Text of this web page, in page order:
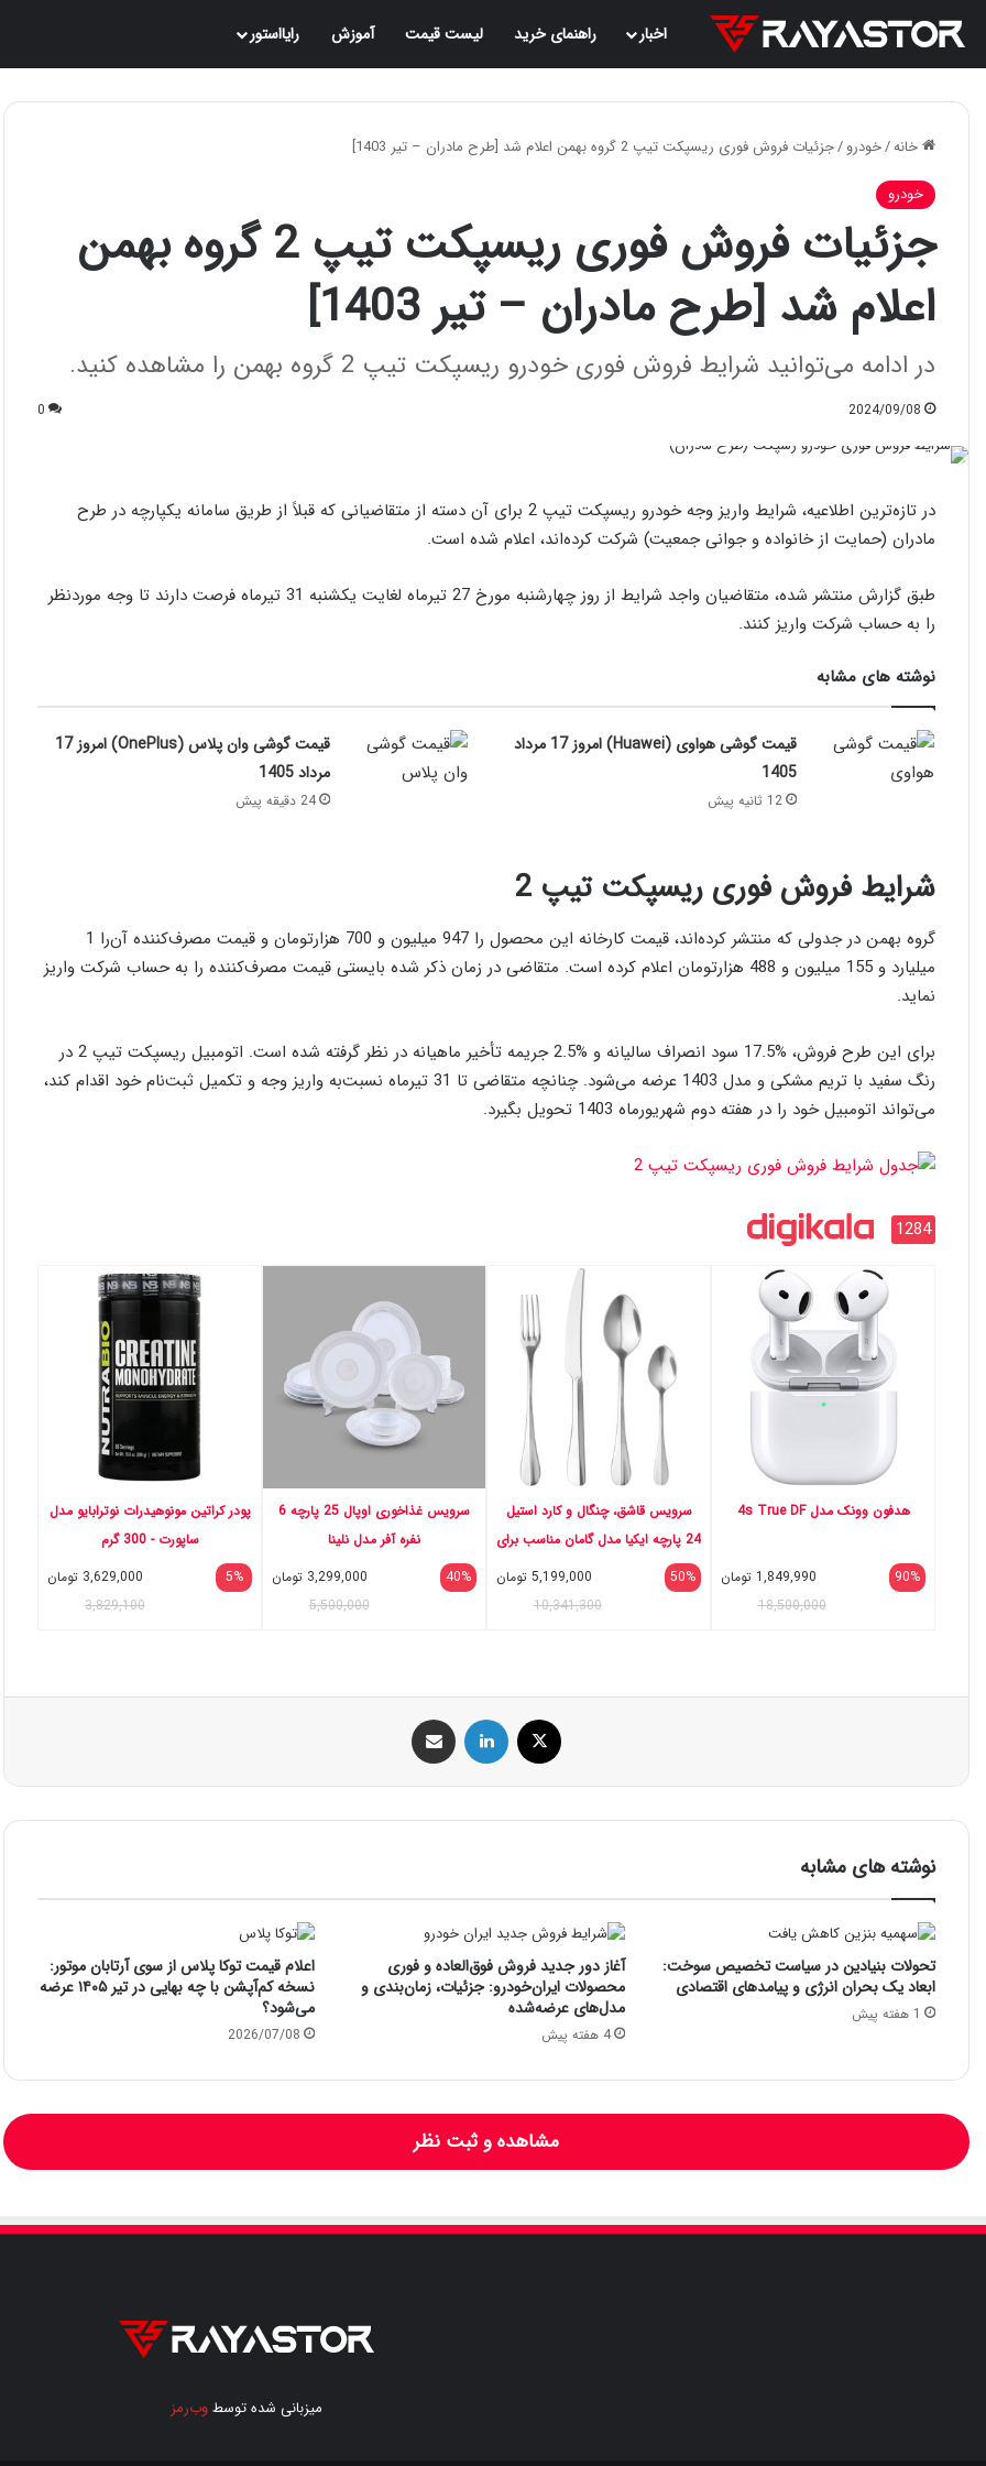
اخبار راهنمای خرید لیست قیمت آموزش رایااستور
خانه/خودرو/جزئیات فروش فوری ریسپکت تیپ 2 گروه بهمن اعلام شد [طرح مادران – تیر 1403]
خودرو
جزئیات فروش فوری ریسپکت تیپ 2 گروه بهمن
اعلام شد [طرح مادران – تیر 1403]
در ادامه می‌توانید شرایط فروش فوری خودرو ریسپکت تیپ 2 گروه بهمن را مشاهده کنید.
2024/09/08
0
در تازه‌ترین اطلاعیه، شرایط واریز وجه خودرو ریسپکت تیپ 2 برای آن دسته از متقاضیانی که قبلاً از طریق سامانه یکپارچه در طرح
مادران (حمایت از خانواده و جوانی جمعیت) شرکت کرده‌اند، اعلام شده است.
طبق گزارش منتشر شده، متقاضیان واجد شرایط از روز چهارشنبه مورخ 27 تیرماه لغایت یکشنبه 31 تیرماه فرصت دارند تا وجه موردنظر
را به حساب شرکت واریز کنند.
نوشته های مشابه
قیمت گوشی هواوی (Huawei) امروز 17 مرداد
1405
12 ثانیه پیش
قیمت گوشی وان پلاس (OnePlus) امروز 17
مرداد 1405
24 دقیقه پیش
شرایط فروش فوری ریسپکت تیپ 2
گروه بهمن در جدولی که منتشر کرده‌اند، قیمت کارخانه این محصول را 947 میلیون و 700 هزارتومان و قیمت مصرف‌کننده آن‌را 1
میلیارد و 155 میلیون و 488 هزارتومان اعلام کرده است. متقاضی در زمان ذکر شده بایستی قیمت مصرف‌کننده را به حساب شرکت واریز
نماید.
برای این طرح فروش، %17.5 سود انصراف سالیانه و %2.5 جریمه تأخیر ماهیانه در نظر گرفته شده است. اتومبیل ریسپکت تیپ 2 در
رنگ سفید با تریم مشکی و مدل 1403 عرضه می‌شود. چنانچه متقاضی تا 31 تیرماه نسبت‌به واریز وجه و تکمیل ثبت‌نام خود اقدام کند،
می‌تواند اتومبیل خود را در هفته دوم شهریورماه 1403 تحویل بگیرد.
1284
هدفون وونک مدل 4s True DF
90%
1,849,990 تومان
18,500,000
سرویس قاشق، چنگال و کارد استیل
24 پارچه ایکیا مدل گامان مناسب برای
50%
5,199,000 تومان
10,341,300
سرویس غذاخوری اوپال 25 پارچه 6
نفره آفر مدل نلینا
40%
3,299,000 تومان
5,500,000
پودر کراتین مونوهیدرات نوترابایو مدل
ساپورت - 300 گرم
5%
3,629,000 تومان
3,829,100
ایکس لینکداین
نوشته های مشابه
تحولات بنیادین در سیاست تخصیص سوخت:
ابعاد یک بحران انرژی و پیامدهای اقتصادی
1 هفته پیش
آغاز دور جدید فروش فوق‌العاده و فوری
محصولات ایران‌خودرو: جزئیات، زمان‌بندی و
مدل‌های عرضه‌شده
4 هفته پیش
اعلام قیمت توکا پلاس از سوی آرتابان موتور:
نسخه کم‌آپشن با چه بهایی در تیر ۱۴۰۵ عرضه
می‌شود؟
2026/07/08
مشاهده و ثبت نظر
میزبانی شده توسطوب‌رمز